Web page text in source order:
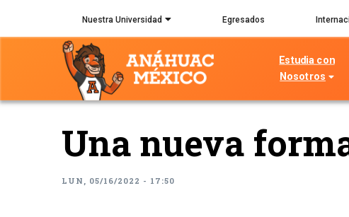
Nuestra Universidad Egresados
Estudia con
Nosotros
Una nueva
LUN, 05/16/2022 - 17:50